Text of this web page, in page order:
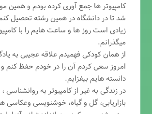
کامپیوتر ها جمع آوری کرده بودم و همین
شد تا در دانشگاه در همین رشته تحصیل
زیادی است روز ها و ساعت هایم را با
میگذرانم.
از همان کودکی فهمیدم علاقه عجیبی به
امروز سعی کردم آن را در خودم حفظ کنم و
دانسته هایم بیفزایم.
در زندگی به غیر از کامپیوتر به روانشناسی
بازاریابی، گل و گیاه، خوشنویسی وعکاسی